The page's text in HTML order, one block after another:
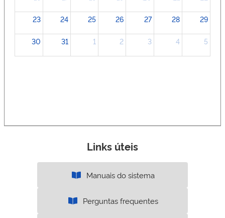
23 24 25 26 27 28 29
30 31 1 2 3 4 5
Links úteis
Manuais do sistema
Perguntas frequentes